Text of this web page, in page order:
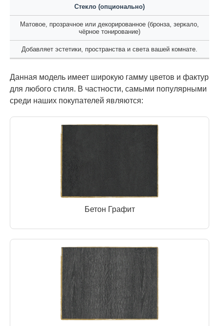
Стекло (опционально)
Матовое, прозрачное или декорированное (бронза, зеркало,
чёрное тонирование)
Добавляет эстетики, пространства и света вашей комнате.
Данная модель имеет широкую гамму цветов и фактур
для любого стиля. В частности, самыми популярными
среди наших покупателей являются:
Бетон Графит